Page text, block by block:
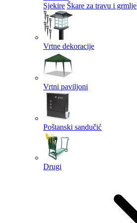
Sjekire Škare za travu i grmlje
Vrtne dekoracije
Vrtni paviljoni
Poštanski sandučić
Drugi